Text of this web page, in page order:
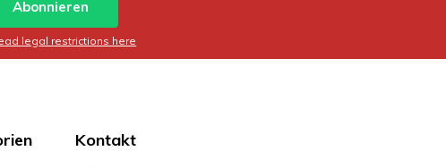
Abonnieren
legal restrictions here
Kontakt